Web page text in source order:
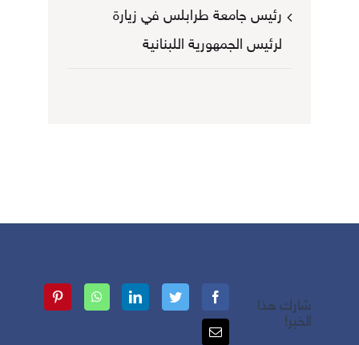
رئيس جامعة طرابلس في زيارة
لرئيس الجمهورية اللبنانية
شارك هذا
الخبر!